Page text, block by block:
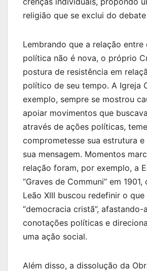
religião que se exclui do
Lembrando que a relação entre
política não é nova, o próprio
postura de resistência em
político de seu tempo. A Igreja
exemplo, sempre se mostrou
apoiar movimentos que
através de ações políticas,
comprometesse sua estrutura
sua mensagem. Momentos
relação foram, por exemplo, a
“Graves de Communi” em 1901,
Leão XIII buscou redefinir o
“democracia cristã”, afastando-
conotações políticas e
uma ação social.
Além disso, a dissolução da